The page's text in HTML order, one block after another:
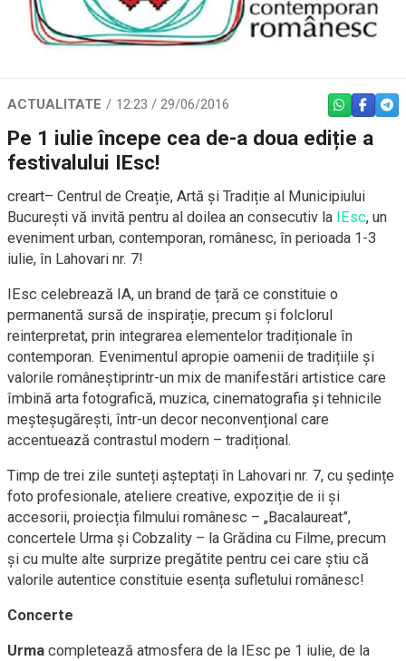
ACTUALITATE 12:23 / 29/06/2016 WHATSAPP
Pe 1 iulie începe cea de-a doua ediție a
festivalului IEsc!
creart– Centrul de Creație, Artă și Tradiție al Municipiului
București vă invită pentru al doilea an consecutiv la IEsc, un
eveniment urban, contemporan, românesc, în perioada 1-3
iulie, în Lahovari nr. 7!
IEsc celebrează IA, un brand de țară ce constituie o
permanentă sursă de inspirație, precum și folclorul
reinterpretat, prin integrarea elementelor tradiționale în
contemporan. Evenimentul apropie oamenii de tradițiile și
valorile româneștiprintr-un mix de manifestări artistice care
îmbină arta fotografică, muzica, cinematografia și tehnicile
meșteșugărești, într-un decor neconvențional care
accentuează contrastul modern – tradițional.
Timp de trei zile sunteți așteptați în Lahovari nr. 7, cu ședințe
foto profesionale, ateliere creative, expoziție de ii și
accesorii, proiecția filmului românesc – „Bacalaureat”,
concertele Urma și Cobzality – la Grădina cu Filme, precum
și cu multe alte surprize pregătite pentru cei care știu că
valorile autentice constituie esența sufletului românesc!
Concerte
Urma completează atmosfera de la IEsc pe 1 iulie, de la